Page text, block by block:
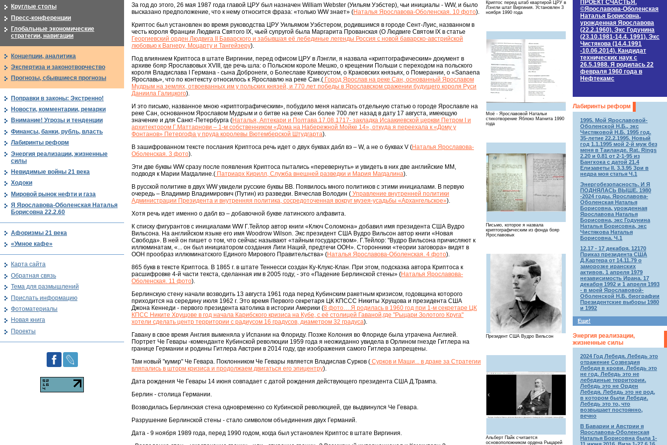
Криптос перед штаб квартирой ЦРУ в
Лэнгли штат Виргиния. Установлен 3
ноября 1990 года
Моё - Ярославовой Натальи
стихотворение Яблоко Магнита 1990
года
Письмо, которое я назвала
криптографическим из фонда бояр
Ярославовых
Президент США Вудро Вильсон
Альберт Пайк считается
основоположником ордена Рыцарей
За год до этого, 26 мая 1987 года главой ЦРУ был назначен William Webster (Уильям Уэбстер), чьи инициалы - WW, и было
высказано предположение, что к нему относится фраза: «только WW знает» (Наталья Ярославова-Оболенская. 10 фото).
Криптос был установлен во время руководства ЦРУ Уильямом Уэбстером, родившимся в городе Сент-Луис, названном в
честь короля Франции Людвига Святого IX, чьей супругой была Маргарита Прованская (О Людвиге Святом IX в статье
Георгиевский орден Людвига II Баварского и забывшая её лебединые легенды Россия с новой баварско-австрийской
любовью к Вагнеру, Моцарту и Тангейзеру).
Под влиянием Криптоса в штате Виргинии, перед офисом ЦРУ в Лэнгли, я назвала «криптографическим» документ в
архиве бояр Ярославовых XVIII, где речь шла: о Польском короле Мешко, о крещении Польши с переходом на польского
короля Владислава I Германа - сына Добронеги, о Болеславе Кривоустом, о Краковских князьях, о Померании, о «Sanaena
Ярославь», что по контексту относилось к Ярославлю на реке Сан.( Город Ярослав на реке Сан, основанный Ярославом
Мудрым на землях, отвоеванных им у польских князей, и 770 лет победы в Ярославском сражении будущего короля Руси
Даниила Галицкого).
И это письмо, названное мною «криптографическим», побудило меня написать отдельную статью о городе Ярославле на
реке Сан, основанном Ярославом Мудрым и о битве на реке Сан более 700 лет назад в дату 17 августа, имеющую
значение и для Санкт-Петербурга (Наталья, Аптекари и Полтава.17.08.1717- закладка Исаакиевской церкви Петром I и
архитектором Г.Маттарнови – 1-м собственником «Дома на Набережной Мойке 14», откуда я переехала к «Дому у
Фонтанов» Петергофа у пруда королевы Вютемберской Штудгарта).
В зашифрованном тексте послания Криптоса речь идет о двух буквах дабл вэ – W, а не о буквах V (Наталья Ярославова-
Оболенская. 3 фото).
Эти две буквы WW сразу после появления Криптоса пытались «перевернуть» и увидеть в них две английские ММ,
подводя к Марии Магдалине.( Патриарх Кирилл, Служба внешней разведки и Мария Магдалина).
В русской политике в двух WW увидели русские буквы ВВ. Появилось много политиков с этими инициалами. В первую
очередь – Владимир Владимирович (Путин) из разведки. Вячеслав Володин ( Управление внутренней политики
Администрации Президента и внутренняя политика, сосредоточенная вокруг музея-усадьбы «Архангельское»).
Хотя речь идет именно о дабл вэ – добавочной букве латинского алфавита.
К списку фигурантов с инициалами WW Г.Тейлор автор книги «Ключ Соломона» добавил имя президента США Вудро
Вильсона. На английском языке его имя Woodrow Wilson. Экс президент США Вудро Вильсон автор книги «Новая
Свобода». В ней он пишет о том, что сейчас называют «тайным государством». Г.Тейлор: "Вудро Вильсона причисляют к
иллюминатам, «... он был инициатором создания Лиги Наций, предтечи ООН». Сторонники «теории заговора» видят в
ООН прообраз иллюминатского Единого Мирового Правительства» (Наталья Ярославова-Оболенская. 4 фото).
865 букв в тексте Криптоса. В 1865 г. в штате Теннесси создан Ку-Клукс-Клан. При этом, подсказка автора Криптоса к
расшифровке 4-й части текста, сделанная им в 2005 году, - это «Падение Берлинской стены» (Наталья Ярославова-
Оболенская. 11 фото).
Берлинскую стену начали возводить 13 августа 1961 года перед Кубинским ракетным кризисом, годовщина которого
приходится на середину июля 1962 г. Это время Первого секретаря ЦК КПССС Никиты Хрущова и президента США
Джона Кеннеди - первого президента католика в истории Америки (8 фото….Я родилась в 1960 год при 1-м секретаре ЦК
КПСС Никите Хрущове в год начала Карибского кризиса на Кубе, с её столицей Гаваной,где "Рыцари Золотого Круга"
хотели сделать центр территории с радиусом 16 градусов, диаметром 32 градуса).
Гавану в свое время Англия выменяла у Испании на Флориду. Позже Колония во Флориде была утрачена Англией.
Портрет Че Гевары -коменданте Кубинской революции 1959 года я неожиданно увидела в Орлином гнезде Гитлера на
границе Германии и родины Гитлера Австрии в 2014 году, где изображения самого Гитлера запрещены.
Там новый "кумир" Че Гевара. Поклонником Че Гевары является Владислав Сурков ( Сурков и Маши... в драке за Стратегии
вляпались в шторм кризиса и продолжаем двигаться его эпицентру).
Дата рождения Че Гевары 14 июня совпадает с датой рождения действующего президента США Д.Трампа.
Берлин - столица Германии.
Возводилась Берлинская стена одновременно со Кубинской революцией, где выдвинулся Че Гевара.
Разрушение Берлинской стены - стало символом объединения двух Германий.
Дата - 9 ноября 1989 года, перед 1990 годом, когда был установлен Криптос в штате Виргиния.
ПРОЕКТ СЧАСТЬЯ.
©Ярославова-Оболенская
Наталья Борисовна,
урожденная Ярославова
(22.2.1960). Экс Годунина
(23.10.1981-14.4. 1991). Экс
Чистякова (14.4.1991
-10.06.2014). Кандидат
технических наук c
26.5.1988. Я родилась 22
февраля 1960 года в
Нефтекамс
Лабиринты реформ
1995. Мой Ярославовой-
Оболенской Н.Б., экс
Чистяковой Н.Б. 1995 год.
35-летие 22.2.1995. Новый
год 1.1.1995 мой 2-й муж без
меня в Таиланде. Rat. Rings
2.20 и 0.81 от 2-1-95 из
Бангкока с датой 21.4
Елизаветы II. 3.3.95 Зри в
недра моя статья Ч.1
Энергобезопасность. И Я
ПОДНЯЛАСЬ ВЫШЕ. 1980
-2024 годы. Ярославова-
Оболенская Наталья
Борисовна, урожденная
Ярославова Наталья
Борисовна, экс Годунина
Наталья Борисовна, экс
Чистякова Наталья
Борисовна. Ч.1
12.17 - 17 декабря. 12170
Приказ президента США
Д.Картера от 14.11.79 о
заморозке иранских
активов. 1 апреля 1979
независимость Ирана. 17
декабря 1992 и 1 апреля 1993
- в моей Ярославовой-
Оболенской Н.Б. биографии
Президентские выборы 1980
и 1992
Еще!
Энергия реализации,
жизненные силы
2024 Год Лебедя. Лебедь это
отражение Созвездия
Лебедя в крови. Лебедь это
не год. Лебедь это не
лебединые территории.
Лебедь это не Орден
Лебедя. Лебедь это не род,
в котором были Лебеди.
Лебедь это то, что
возвышает постоянно,
вечно
В Баварии и Австрии я
Ярославова-Оболенская
Наталья Борисовна была 1-
Круглые столы
Пресс-конференции
Глобальные экономические
стратегии, навигации
Концепции, аналитика
Экспертиза и законотворчество
Прогнозы, сбывшиеся прогнозы
Поправки в законы: Экстренно!
Новости, комментарии, ремарки
Внимание! Угрозы и тенденции
Финансы, банки, рубль, власть
Лабиринты реформ
Энергия реализации, жизненные
силы
Невидимые войны 21 века
Ходоки
Мировой рынок нефти и газа
Я Ярославова-Оболенская Наталья
Борисовна 22.2.60
Афоризмы 21 века
«Умное кафе»
Карта сайта
Обратная связь
Тема для размышлений
Прислать информацию
Фотоматериалы
Новая книга
Проекты